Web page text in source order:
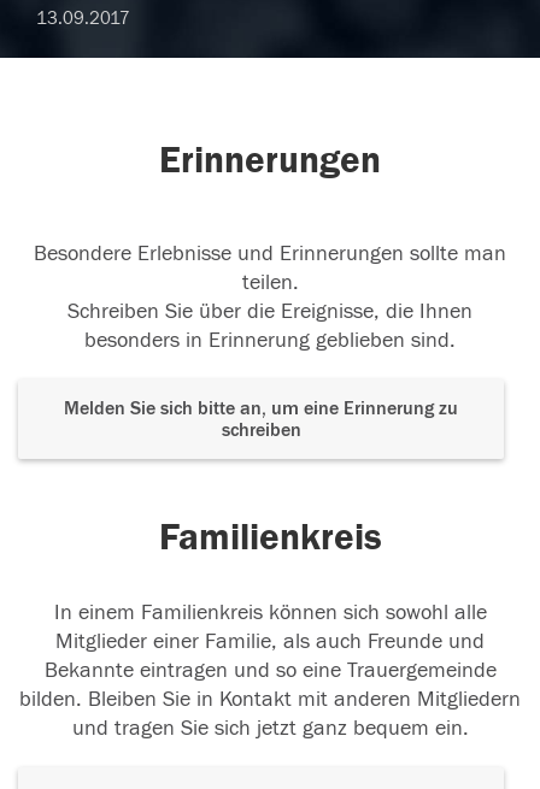
13.09.2017
Erinnerungen
Besondere Erlebnisse und Erinnerungen sollte man
teilen.
Schreiben Sie über die Ereignisse, die Ihnen
besonders in Erinnerung geblieben sind.
Melden Sie sich bitte an, um eine Erinnerung zu
schreiben
Familienkreis
In einem Familienkreis können sich sowohl alle
Mitglieder einer Familie, als auch Freunde und
Bekannte eintragen und so eine Trauergemeinde
bilden. Bleiben Sie in Kontakt mit anderen Mitgliedern
und tragen Sie sich jetzt ganz bequem ein.